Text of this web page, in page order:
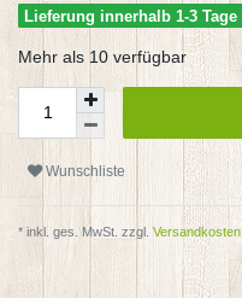
Lieferung innerhalb 1-3 Tage
Mehr als 10 verfügbar
Wunschliste
* inkl. ges. MwSt. zzgl. Versandkosten